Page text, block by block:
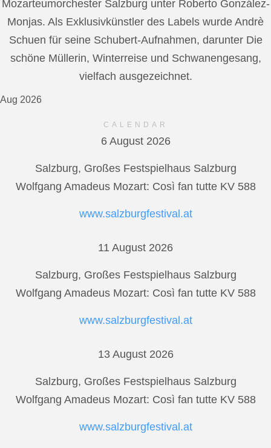
Mozarteumorchester Salzburg unter Roberto González-
Monjas. Als Exklusivkünstler des Labels wurde Andrè
Schuen für seine Schubert-Aufnahmen, darunter Die
schöne Müllerin, Winterreise und Schwanengesang,
vielfach ausgezeichnet.
Aug 2026
CALENDAR
6 August 2026
Salzburg, Großes Festspielhaus Salzburg
Wolfgang Amadeus Mozart: Così fan tutte KV 588
www.salzburgfestival.at
11 August 2026
Salzburg, Großes Festspielhaus Salzburg
Wolfgang Amadeus Mozart: Così fan tutte KV 588
www.salzburgfestival.at
13 August 2026
Salzburg, Großes Festspielhaus Salzburg
Wolfgang Amadeus Mozart: Così fan tutte KV 588
www.salzburgfestival.at